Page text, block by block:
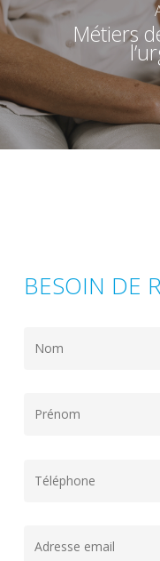
Métiers
BESOIN DE